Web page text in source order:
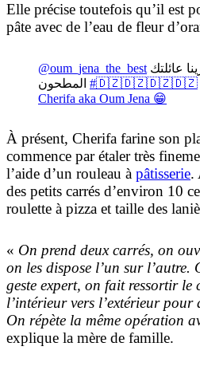
Elle précise toutefois qu’il est
pâte avec de l’eau de fleur
@oum_jena_the_best
#🇩🇿🇩🇿🇩🇿🇩🇿
Cherifa aka Oum Jena 😁
À présent, Cherifa farine son
commence par étaler très
l’aide d’un rouleau à pâtisserie.
des petits carrés d’environ 10
roulette à pizza et taille des
« On prend deux carrés, on
on les dispose l’un sur l’autre.
geste expert, on fait ressortir le
l’intérieur vers l’extérieur
On répète la même opération
explique la mère de famille.